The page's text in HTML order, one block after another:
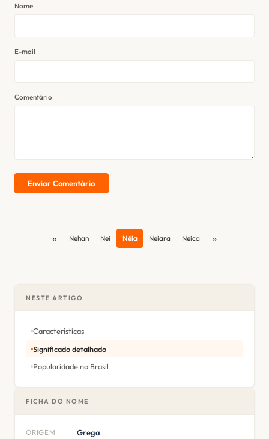
Nome
E-mail
Comentário
Enviar Comentário
« Nehan Nei Néia Neiara Neica »
NESTE ARTIGO
Características
Significado detalhado
Popularidade no Brasil
FICHA DO NOME
ORIGEM Grega